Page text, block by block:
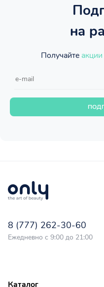
на
Получайте
8 (777) 262-30-60
Ежедневно с 9:00 до 21:00
Каталог